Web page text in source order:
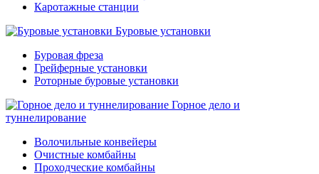
Каротажные станции
Буровые установки
Буровая фреза
Грейферные установки
Роторные буровые установки
Горное дело и
туннелирование
Волочильные конвейеры
Очистные комбайны
Проходческие комбайны